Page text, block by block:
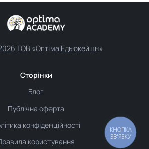
ТОВ «Оптіма Едьюкейшн»
Сторінки
Блог
Публічна оферта
конфіденційності
користування